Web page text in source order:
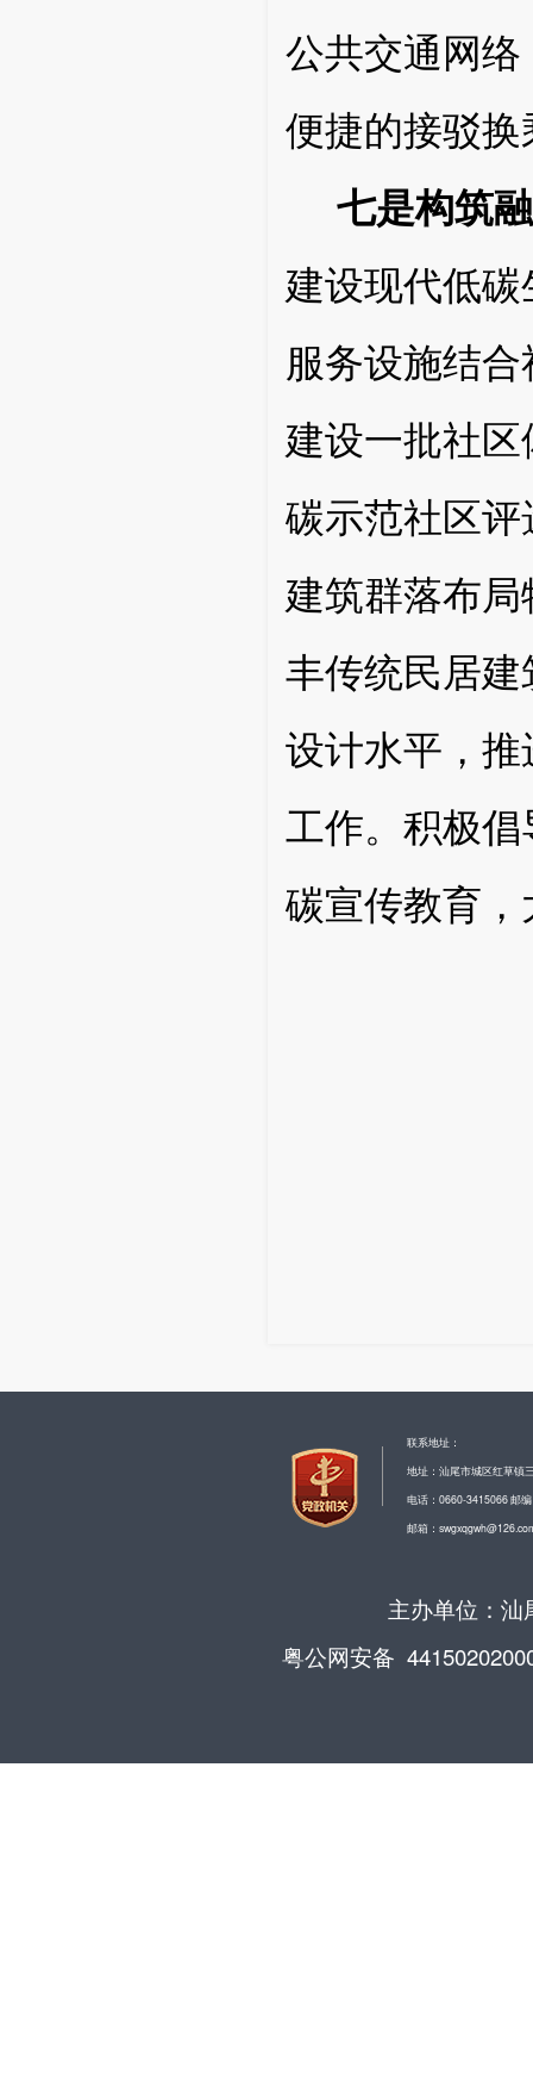
公共交通网
便捷的接驳
七是构筑
建设现代低
服务设施结
建设一批社
碳示范社区
建筑群落布
丰传统民居
设计水平，
工作。积极
碳宣传教育
联系地址：
地址：汕尾市城区红草镇
电话：0660-3415066 邮
邮箱：
主办单位：汕
粤公网安备